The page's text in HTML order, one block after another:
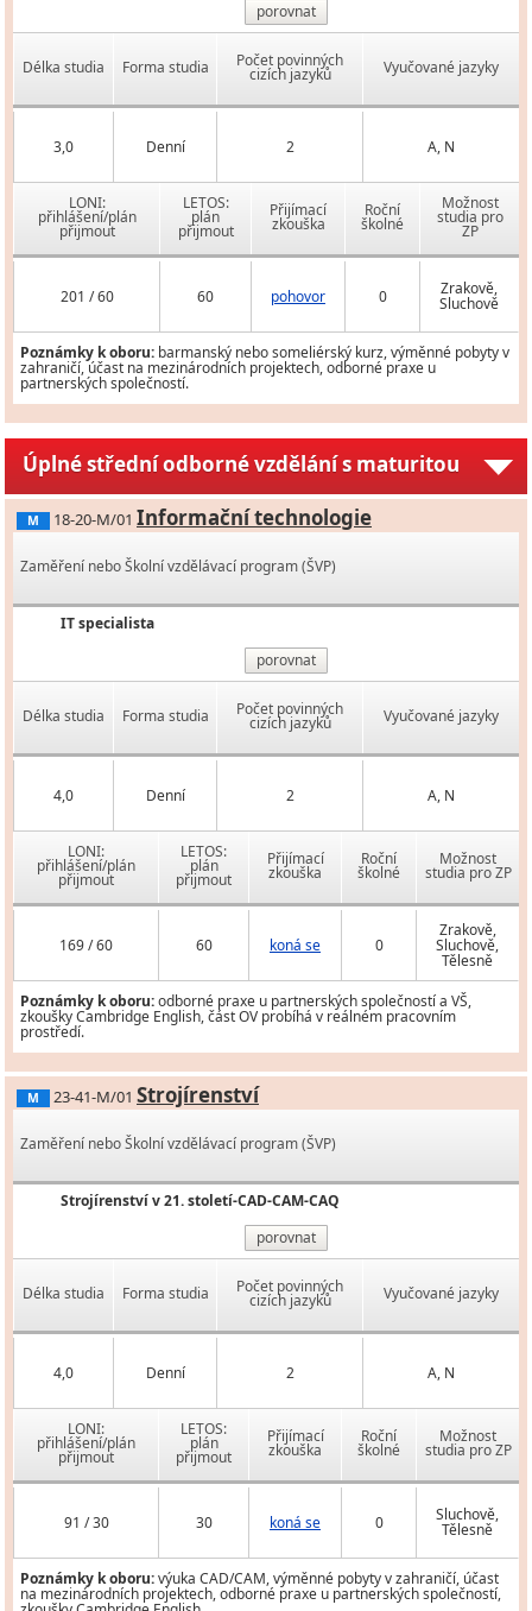
porovnat
Délka studia Forma studia Počet povinných
cizích jazyků Vyučované jazyky
3,0 Denní 2 A, N
LONI:
přihlášení/plán
přijmout
LETOS:
plán
přijmout
Přijímací
zkouška
Roční
školné
Možnost
studia pro
ZP
201 / 60 60 pohovor 0 Zrakově,
Sluchově
Poznámky k oboru: barmanský nebo someliérský kurz, výměnné pobyty v
zahraničí, účast na mezinárodních projektech, odborné praxe u
partnerských společností.
Úplné střední odborné vzdělání s maturitou
M 18-20-M/01 Informační technologie
Zaměření nebo Školní vzdělávací program (ŠVP)
IT specialista
porovnat
Délka studia Forma studia Počet povinných
cizích jazyků Vyučované jazyky
4,0 Denní 2 A, N
LONI:
přihlášení/plán
přijmout
LETOS:
plán
přijmout
Přijímací
zkouška
Roční
školné
Možnost
studia pro ZP
169 / 60 60 koná se 0
Zrakově,
Sluchově,
Tělesně
Poznámky k oboru:odborné praxe u partnerských společností a VŠ,
zkoušky Cambridge English, část OV probíhá v reálném pracovním
prostředí.
M 23-41-M/01 Strojírenství
Zaměření nebo Školní vzdělávací program (ŠVP)
Strojírenství v 21. století-CAD-CAM-CAQ
porovnat
Délka studia Forma studia Počet povinných
cizích jazyků Vyučované jazyky
4,0 Denní 2 A, N
LONI:
přihlášení/plán
přijmout
LETOS:
plán
přijmout
Přijímací
zkouška
Roční
školné
Možnost
studia pro ZP
91 / 30 30 koná se 0 Sluchově,
Tělesně
Poznámky k oboru:výuka CAD/CAM, výměnné pobyty v zahraničí, účast
na mezinárodních projektech, odborné praxe u partnerských společností,